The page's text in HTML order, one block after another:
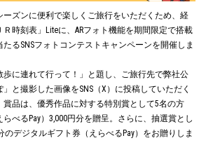
ズンに便利で楽しくご旅行をいただくため、経
時刻表」Liteに、ARフォト機能を期間限定で搭載
るSNSフォトコンテストキャンペーンを開催しま
に連れて行って！」と題し、ご旅行先で弊社公
と撮影した画像をSNS（X）に投稿していただく
賞品は、優秀作品に対する特別賞として5名の方
べるPay）3,000円分を贈呈。さらに、抽選賞とし
のデジタルギフト券（えらべるPay）をお贈りしま